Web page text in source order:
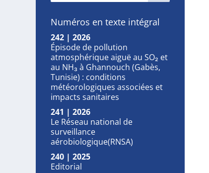
Numéros en texte intégral
242 | 2026
Épisode de pollution
atmosphérique aiguë au SO₂ et
au NH₃ à Ghannouch (Gabès,
Tunisie) : conditions
météorologiques associées et
impacts sanitaires
241 | 2026
Le Réseau national de
surveillance
aérobiologique(RNSA)
240 | 2025
Editorial